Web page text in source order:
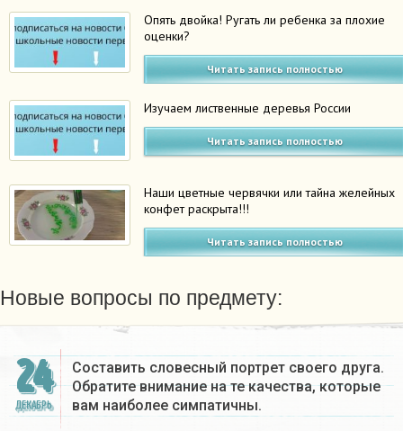
Опять двойка! Ругать ли ребенка за плохие
оценки?
Читать запись полностью
Изучаем лиственные деревья России
Читать запись полностью
Наши цветные червячки или тайна желейных
конфет раскрыта!!!
Читать запись полностью
Новые вопросы по предмету:
24
ДЕКАБРЬ
Составить словесный портрет своего друга.
Обратите внимание на те качества, которые
вам наиболее симпатичны.